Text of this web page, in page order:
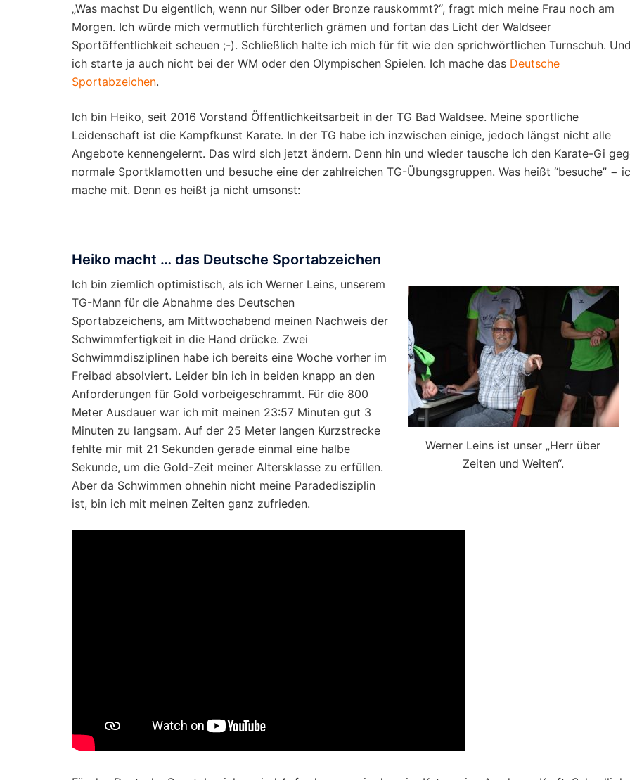
„Was machst Du eigentlich, wenn nur Silber oder Bronze rauskommt?“, fragt mich meine Frau noch am
Morgen. Ich würde mich vermutlich fürchterlich grämen und fortan das Licht der Waldseer
Sportöffentlichkeit scheuen ;-). Schließlich halte ich mich für fit wie den sprichwörtlichen Turnschuh.
ich starte ja auch nicht bei der WM oder den Olympischen Spielen. Ich mache das Deutsche
Sportabzeichen.
Ich bin Heiko, seit 2016 Vorstand Öffentlichkeitsarbeit in der TG Bad Waldsee. Meine sportliche
Leidenschaft ist die Kampfkunst Karate. In der TG habe ich inzwischen einige, jedoch längst nicht alle
Angebote kennengelernt. Das wird sich jetzt ändern. Denn hin und wieder tausche ich den Karate-Gi
normale Sportklamotten und besuche eine der zahlreichen TG-Übungsgruppen. Was heißt “besuche” −
mache mit. Denn es heißt ja nicht umsonst:
Heiko macht … das Deutsche Sportabzeichen
Werner Leins ist unser „Herr über
Zeiten und Weiten“.
Ich bin ziemlich optimistisch, als ich Werner Leins, unserem
TG-Mann für die Abnahme des Deutschen
Sportabzeichens, am Mittwochabend meinen Nachweis der
Schwimmfertigkeit in die Hand drücke. Zwei
Schwimmdisziplinen habe ich bereits eine Woche vorher im
Freibad absolviert. Leider bin ich in beiden knapp an den
Anforderungen für Gold vorbeigeschrammt. Für die 800
Meter Ausdauer war ich mit meinen 23:57 Minuten gut 3
Minuten zu langsam. Auf der 25 Meter langen Kurzstrecke
fehlte mir mit 21 Sekunden gerade einmal eine halbe
Sekunde, um die Gold-Zeit meiner Altersklasse zu erfüllen.
Aber da Schwimmen ohnehin nicht meine Paradedisziplin
ist, bin ich mit meinen Zeiten ganz zufrieden.